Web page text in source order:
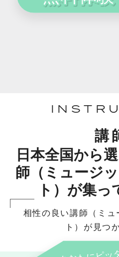
講
日本全国から
師（ミュージ
ト）が集っ
相性の良い講師（ミュ
ト）が見つ